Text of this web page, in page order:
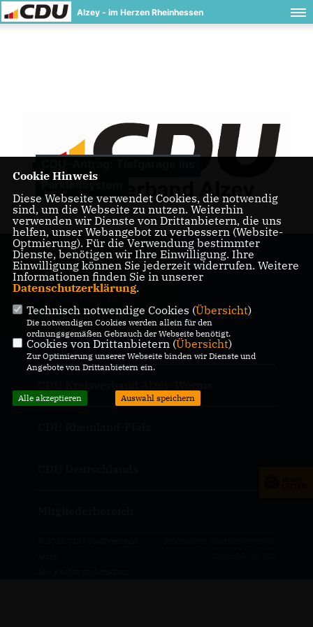
Alzey - im Herzen Rheinhessen
Homepage des CDU Stadtverbandes in Alzey
IMPRESSUM DATENSCHUTZ KONTAKT
MdB Jan Metzler
Cookie Hinweis
Diese Webseite verwendet Cookies, die notwendig
sind, um die Webseite zu nutzen. Weiterhin
verwenden wir Dienste von Drittanbietern, die uns
helfen, unser Webangebot zu verbessern (Website-
Optmierung). Für die Verwendung bestimmter
Dienste, benötigen wir Ihre Einwilligung. Ihre
Einwilligung können Sie jederzeit widerrufen. Weitere
Informationen finden Sie in unserer
Datenschutzerklärung.
Technisch notwendige Cookies (Übersicht)
Die notwendigen Cookies werden allein für den
ordnungsgemäßen Gebrauch der Webseite benötigt.
Cookies von Drittanbietern (Übersicht)
Zur Optimierung unserer Webseite binden wir Dienste und
Angebote von Drittanbietern ein.
Alle akzeptieren Auswahl speichern